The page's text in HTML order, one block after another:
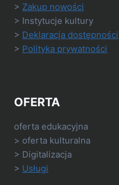
> Zakup nowości
> Instytucje kultury
> Deklaracja dostępności
> Polityka prywatności
OFERTA
oferta edukacyjna
> oferta kulturalna
> Digitalizacja
> Usługi